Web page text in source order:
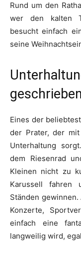
Rund um den
wer den kalten
besucht einfach
seine
geschrieben
Eines der
der Prater, der
Unterhaltung
dem Riesenrad
Kleinen nicht zu
Karussell fahren
Ständen
Konzerte,
einfach eine
langweilig wird,